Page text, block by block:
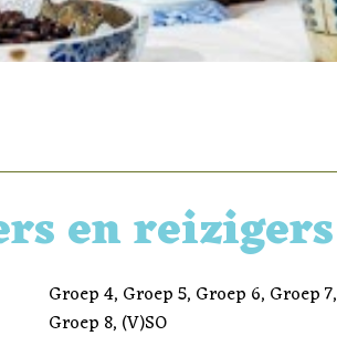
en reizigers
Groep 4, Groep 5, Groep 6, Groep 7,
Groep 8, (V)SO